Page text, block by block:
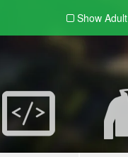
Show Adult